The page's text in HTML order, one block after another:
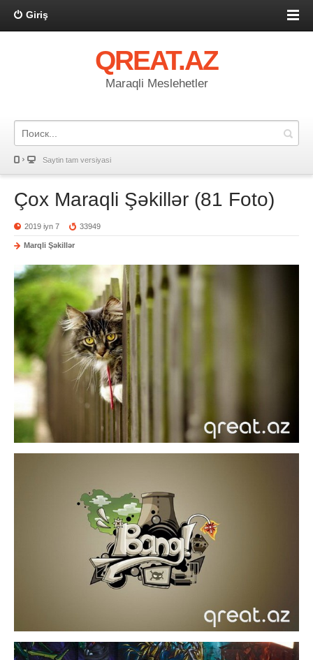
Giriş
QREAT.AZ
Maraqli Meslehetler
Saytin tam versiyasi
Çox Maraqli Şəkillər (81 Foto)
2019 iyn 7 33949
Marqli Şəkillər